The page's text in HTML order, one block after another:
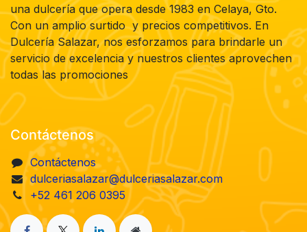
una dulcería que opera desde 1983 en Celaya, Gto.
Con un amplio surtido y precios competitivos. En
Dulcería Salazar, nos esforzamos para brindarle un
servicio de excelencia y nuestros clientes aprovechen
todas las promociones
Contáctenos
Contáctenos
dulceriasalazar@dulceriasalazar.com
+52 461 206 0395